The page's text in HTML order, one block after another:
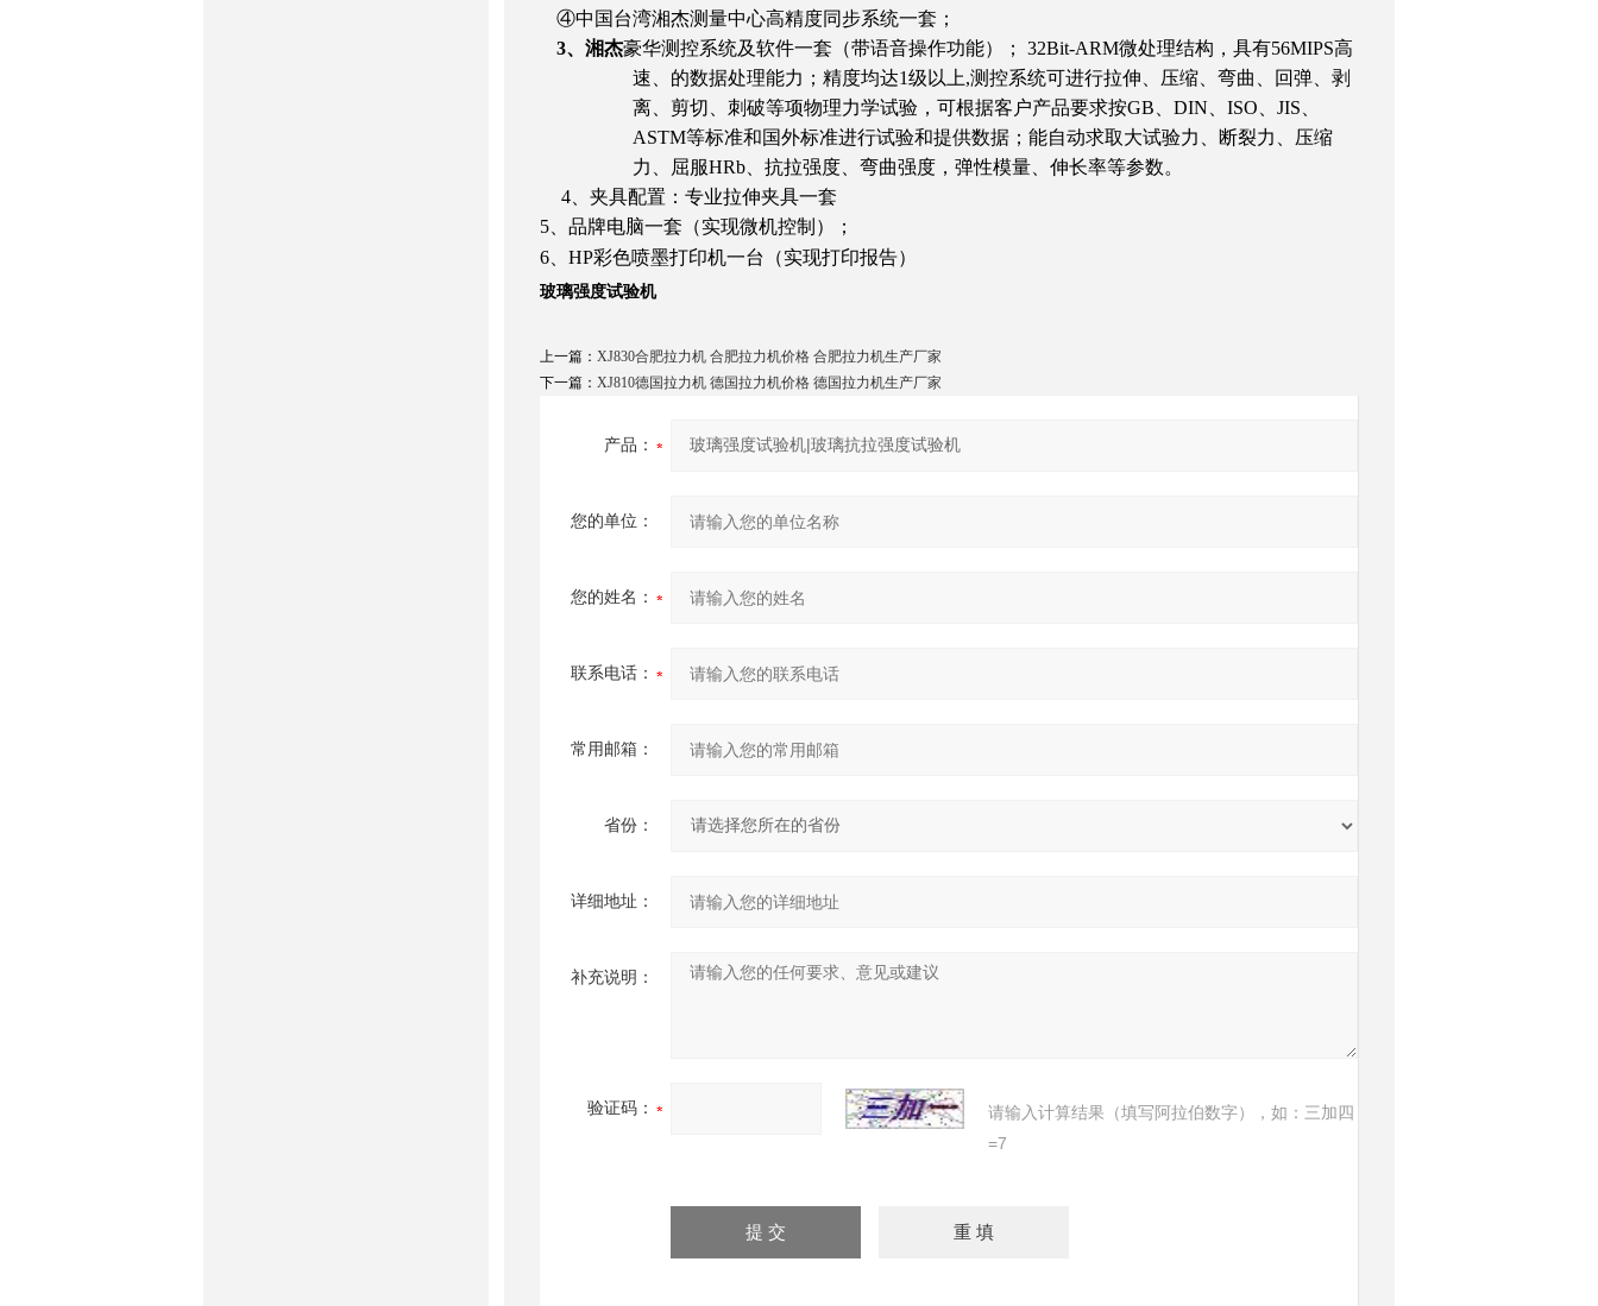
④中国台湾湘杰测量中心高精度同步系统一套；
3、湘杰豪华测控系统及软件一套（带语音操作功能）； 32Bit-ARM微处理结构，具有56MIPS高
速、的数据处理能力；精度均达1级以上,测控系统可进行拉伸、压缩、弯曲、回弹、剥
离、剪切、刺破等项物理力学试验，可根据客户产品要求按GB、DIN、ISO、JIS、
ASTM等标准和国外标准进行试验和提供数据；能自动求取大试验力、断裂力、压缩
力、屈服HRb、抗拉强度、弯曲强度，弹性模量、伸长率等参数。
4 、夹具配置：专业拉伸夹具一套
5、品牌电脑一套（实现微机控制）；
6、HP彩色喷墨打印机一台（实现打印报告）
玻璃强度试验机
上一篇： XJ830合肥拉力机 合肥拉力机价格 合肥拉力机生产厂家
下一篇： XJ810德国拉力机 德国拉力机价格 德国拉力机生产厂家
产品：
您的单位：
您的姓名：
联系电话：
常用邮箱：
省份：
详细地址：
补充说明：
验证码：
请输入计算结果（填写阿拉伯数字），如：三加四
=7